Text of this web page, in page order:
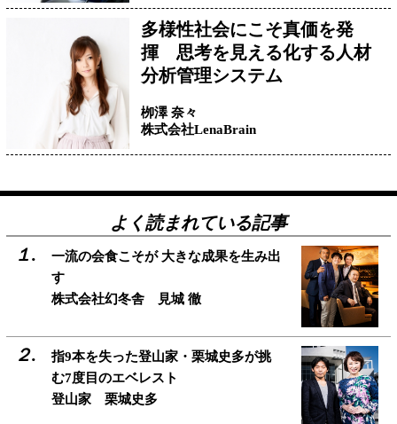
多様性社会にこそ真価を発
揮 思考を見える化する人材
分析管理システム
栁澤 奈々
株式会社LenaBrain
よく読まれている記事
一流の会食こそが 大きな成果を生み出
す
株式会社幻冬舎 見城 徹
指9本を失った登山家・栗城史多が挑
む7度目のエベレスト
登山家 栗城史多